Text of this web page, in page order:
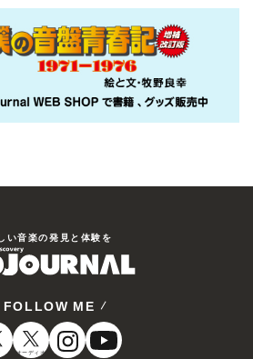
い⾳楽の発⾒と体験を
FOLLOW ME
オーディオ